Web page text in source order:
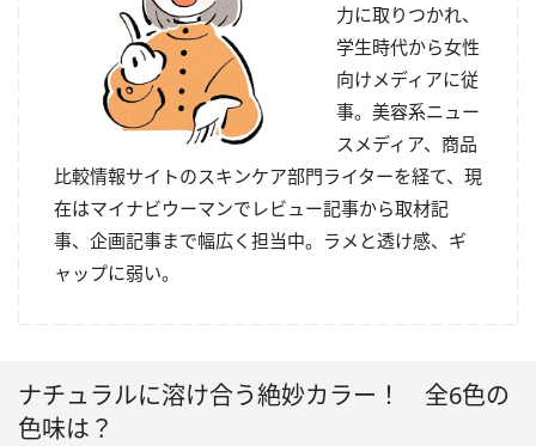
力に取りつかれ、
学生時代から女性
向けメディアに従
事。美容系ニュー
スメディア、商品
比較情報サイトのスキンケア部門ライターを経て、現
在はマイナビウーマンでレビュー記事から取材記
事、企画記事まで幅広く担当中。ラメと透け感、ギ
ャップに弱い。
ナチュラルに溶け合う絶妙カラー！ 全6色の
色味は？